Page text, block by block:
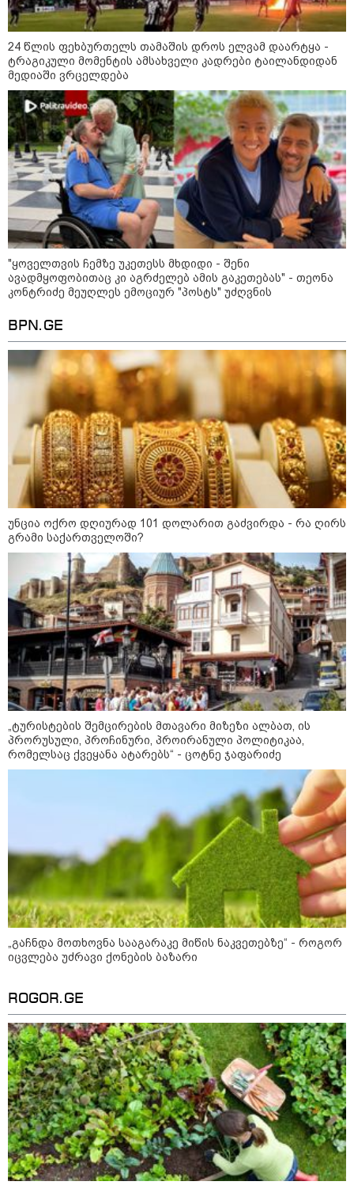
მიწის ნაკვეთებზე“ - როგორ
იცვლება უძრავი ქონების ბაზარი
კონფლიქტები
12:46 / 07-08-2026
ოკუპირებულ აფხაზეთში საწვავის
დეფიციტია, კილომეტრიანი რიგები და
შეზღუდვა საწვავის ჩასხმაზე - რა
ინფორმაციას აქვეყნებს "დემოკრატიის
კვლევის ინსტიტუტი“
14:23 / 05-08-2026
ევროპელმა და რუსმა ყოფილმა
მაღალჩინოსნებმა უკრაინაში
ომთან დაკავშირებით
მოლაპარაკებები გამართეს - რა
არის ცნობილი შეხვედრაზე
09:55 / 05-08-2026
მორიგი თავდასხმა Wildberries-
ის საწყობზე - დრონებით
თავდასხმის შემდეგ, ტულას
ოლქში მდებარე საწყობში
ხანძარია
09:12 / 05-08-2026
14 გარდაცვლილი, 22
დაშავებული, მასშტაბური
ხანძარი - რუსეთმა კიევზე
იერიში ბალისტიკური
რაკეტებით მიიტანა
14:13 / 04-08-2026
მორიგი თავდასხმა რუსეთში,
ნავთობგადამამუშავებელ
ქარხანაზე - რა დეტალებია
კატეგორიის ყველა სიახლე
24 წლის ფეხბურთელს თამაშის დროს ელვამ დაარტყა -
ტრაგიკული მომენტის ამსახველი კადრები ტაილანდიდან
მედიაში ვრცელდება
"ყოველთვის ჩემზე უკეთესს მხდიდი - შენი
ავადმყოფობითაც კი აგრძელებ ამის გაკეთებას" - თეონა
კონტრიძე მეუღლეს ემოციურ "პოსტს" უძღვნის
BPN.GE
უნცია ოქრო დღიურად 101 დოლარით გაძვირდა - რა ღირს
გრამი საქართველოში?
„ტურისტების შემცირების მთავარი მიზეზი ალბათ, ის
პრორუსული, პროჩინური, პროირანული პოლიტიკაა,
რომელსაც ქვეყანა ატარებს“ - ცოტნე ჯაფარიძე
„გაჩნდა მოთხოვნა სააგარაკე მიწის ნაკვეთებზე“ - როგორ
იცვლება უძრავი ქონების ბაზარი
ROGOR.GE